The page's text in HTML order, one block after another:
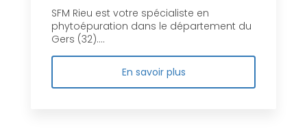
SFM Rieu est votre spécialiste en
phytoépuration dans le département du
Gers (32)....
En savoir plus